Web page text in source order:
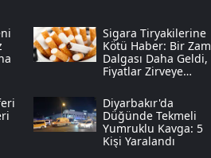
Tunceli
Şanlıurfa
Van
Sigara Tiryakilerine
Kötü Haber: Bir Zam
Dalgası Daha Geldi,
Fiyatlar Zirveye
Diyarbakır'da
Düğünde Tekmeli
Yumruklu Kavga: 5
Kişi Yaralandı